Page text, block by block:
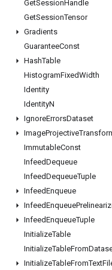
GetSessionHandle
GetSessionTensor
Gradients
GuaranteeConst
HashTable
HistogramFixedWidth
Identity
IdentityN
IgnoreErrorsDataset
ImageProjective
ImmutableConst
InfeedDequeue
InfeedDequeueTuple
InfeedEnqueue
InfeedEnqueue
InfeedEnqueueTuple
InitializeTable
InitializeTableFrom
InitializeTableFromText